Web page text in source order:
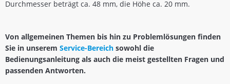
Durchmesser beträgt ca. 48 mm, die Höhe ca. 20 mm.
Von allgemeinen Themen bis hin zu Problemlösungen finden
Sie in unserem Service-Bereich sowohl die
Bedienungsanleitung als auch die meist gestellten Fragen und
passenden Antworten.